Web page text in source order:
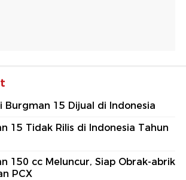
Burgman 15 Dijual di Indonesia
15 Tidak Rilis di Indonesia Tahun
150 cc Meluncur, Siap Obrak-abrik
PCX